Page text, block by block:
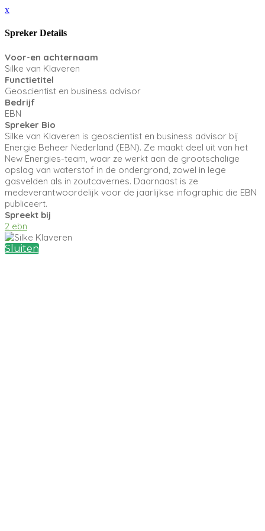
x
Spreker Details
Voor-en achternaam
Silke van Klaveren
Functietitel
Geoscientist en business advisor
Bedrijf
EBN
Spreker Bio
Silke van Klaveren is geoscientist en business advisor bij
Energie Beheer Nederland (EBN). Ze maakt deel uit van het
New Energies-team, waar ze werkt aan de grootschalige
opslag van waterstof in de ondergrond, zowel in lege
gasvelden als in zoutcavernes. Daarnaast is ze
medeverantwoordelijk voor de jaarlijkse infographic die EBN
publiceert.
Spreekt bij
2 ebn
Sluiten